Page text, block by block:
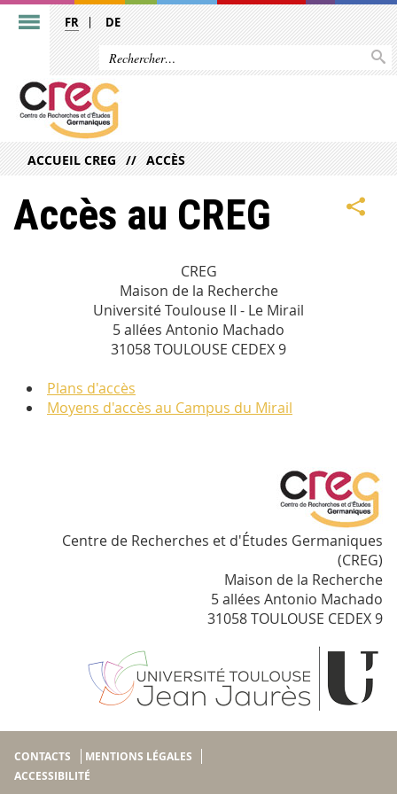
FR DE
ACCUEIL CREG ACCÈS
Accès au CREG
CREG
Maison de la Recherche
Université Toulouse II - Le Mirail
5 allées Antonio Machado
31058 TOULOUSE CEDEX 9
Plans d'accès
Moyens d'accès au Campus du Mirail
Centre de Recherches et d'Études Germaniques
(CREG)
Maison de la Recherche
5 allées Antonio Machado
31058 TOULOUSE CEDEX 9
CONTACTS
MENTIONS LÉGALES
ACCESSIBILITÉ